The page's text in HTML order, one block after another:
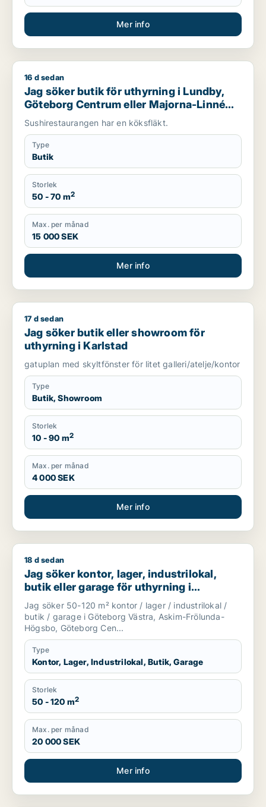
Mer info
Jag söker butik för uthyrning i Lundby, Göteborg Centrum
16 d sedan
Jag söker butik för uthyrning i Lundby,
Göteborg Centrum eller Majorna-Linné
m.fl.
Sushirestaurangen har en köksfläkt.
Type
Butik
Storlek
50 - 70 m2
Max. per månad
15 000 SEK
Mer info
Jag söker butik eller showroom för uthyrning i Karlstad
17 d sedan
Jag söker butik eller showroom för
uthyrning i Karlstad
gatuplan med skyltfönster för litet galleri/atelje/kontor
Type
Butik, Showroom
Storlek
10 - 90 m2
Max. per månad
4 000 SEK
Mer info
Jag söker kontor, lager, industrilokal, butik eller garage för
18 d sedan
Jag söker kontor, lager, industrilokal,
butik eller garage för uthyrning i
Göteborg Västra, Askim-Frölunda-
Högsbo eller Göteborg Centrum m.fl.
Jag söker 50-120 m² kontor / lager / industrilokal /
butik / garage i Göteborg Västra, Askim-Frölunda-
Högsbo, Göteborg Cen...
Type
Kontor, Lager, Industrilokal, Butik, Garage
Storlek
50 - 120 m2
Max. per månad
20 000 SEK
Mer info